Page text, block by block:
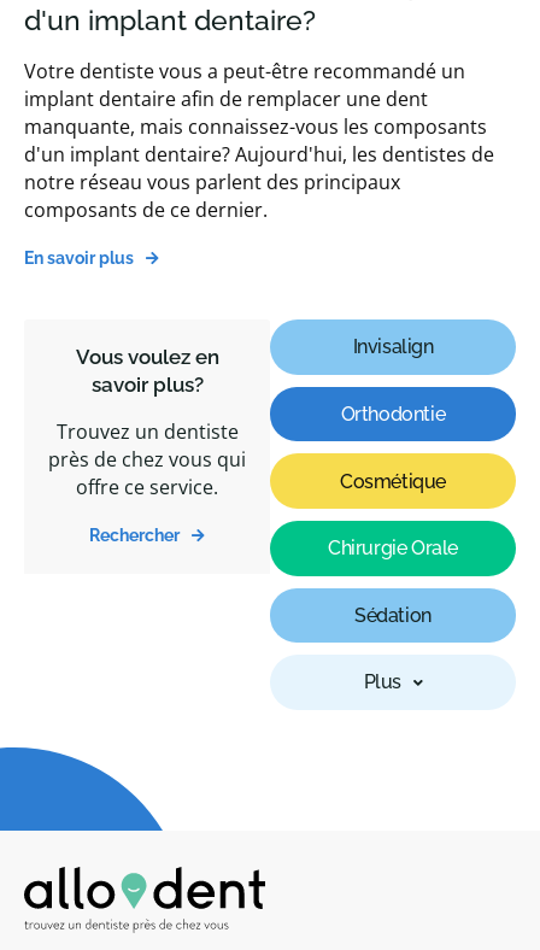
Vous voulez en
savoir plus?
Trouvez un dentiste
près de chez vous qui
offre ce service.
Rechercher
Invisalign
Orthodontie
Cosmétique
Chirurgie Orale
Sédation
Plus
d'un implant dentaire?
Votre dentiste vous a peut-être recommandé un
implant dentaire afin de remplacer une dent
manquante, mais connaissez-vous les composants
d'un implant dentaire? Aujourd'hui, les dentistes de
notre réseau vous parlent des principaux
composants de ce dernier.
En savoir plus